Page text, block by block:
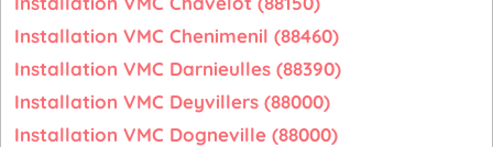
Installation VMC Chenimenil (88460)
Installation VMC Darnieulles (88390)
Installation VMC Deyvillers (88000)
Installation VMC Dogneville (88000)